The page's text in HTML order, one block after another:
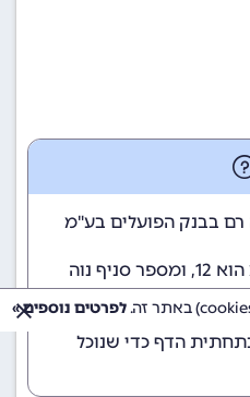
רם בבנק הפועלים בע"מ
12
, ומספר סניף נוה
קבוע. נתקלתם במידע
הדף כדי שנוכל
לפרטים נוספים »